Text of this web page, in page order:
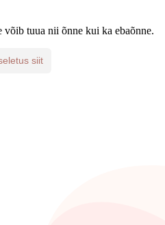
võib tuua nii õnne kui ka ebaõnne.
siit